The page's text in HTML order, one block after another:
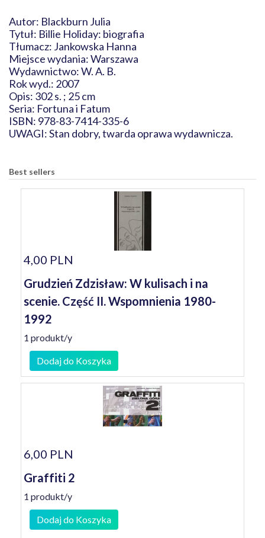
Autor: Blackburn Julia
Tytuł: Billie Holiday: biografia
Tłumacz: Jankowska Hanna
Miejsce wydania: Warszawa
Wydawnictwo: W. A. B.
Rok wyd.: 2007
Opis: 302 s. ; 25 cm
Seria: Fortuna i Fatum
ISBN: 978-83-7414-335-6
UWAGI: Stan dobry, twarda oprawa wydawnicza.
Best sellers
4,00 PLN
Grudzień Zdzisław: W kulisach i na
scenie. Część II. Wspomnienia 1980-
1992
1 produkt/y
Dodaj do Koszyka
6,00 PLN
Graffiti 2
1 produkt/y
Dodaj do Koszyka